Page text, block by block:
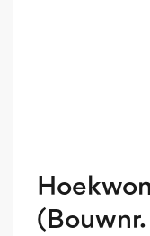
(Bouwnr.